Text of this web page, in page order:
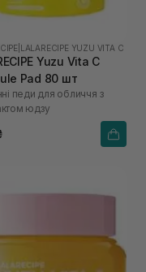
LALARECIPE YUZU VITA C
Yuzu Vita C
Pad 80 шт
педи для обличчя з
юдзу